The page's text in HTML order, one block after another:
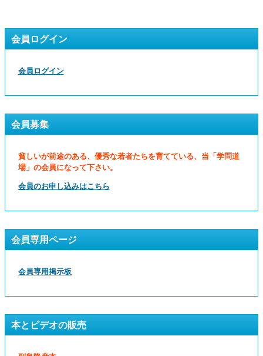
会員ログイン
会員ログイン
会員募集
貧しいが前途のある、優秀な若者たちを育てている、当「学問道
場」の会員になって下さい。
会員のお申し込みはこちら
会員専用ページ
会員専用掲示板
本とビデオの販売